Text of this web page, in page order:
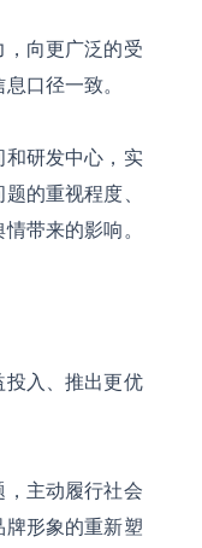
向更广泛的受
口径一致。
研发中心，实
的重视程度、
带来的影响。
入、推出更优
主动履行社会
形象的重新塑